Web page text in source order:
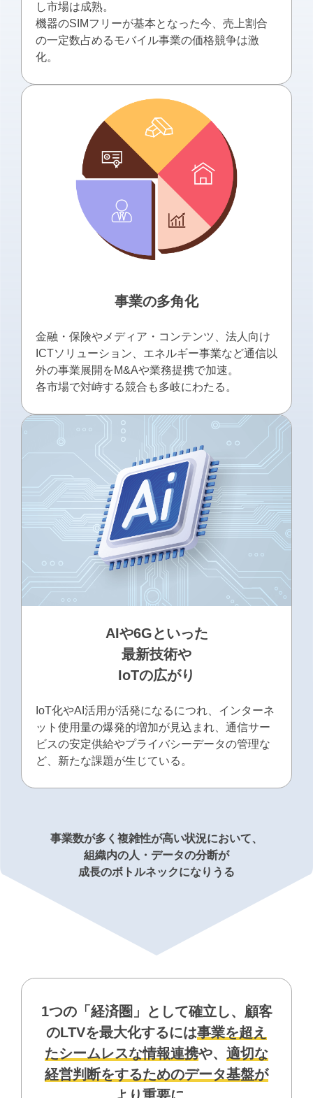
し市場は成熟。
機器のSIMフリーが基本となった今、売上割合
の一定数占めるモバイル事業の価格競争は激
化。
事業の多角化
金融・保険やメディア・コンテンツ、法人向け
ICTソリューション、エネルギー事業など通信以
外の事業展開をM&Aや業務提携で加速。
各市場で対峙する競合も多岐にわたる。
AIや6Gといった
最新技術や
IoTの広がり
IoT化やAI活用が活発になるにつれ、インターネ
ット使用量の爆発的増加が見込まれ、通信サー
ビスの安定供給やプライバシーデータの管理な
ど、新たな課題が生じている。
事業数が多く複雑性が高い状況において、
組織内の人・データの分断が
成長のボトルネックになりうる
1つの「経済圏」として確立し、顧客
のLTVを最大化するには事業を超え
たシームレスな情報連携や、 適切な
経営判断をするためのデータ基盤が